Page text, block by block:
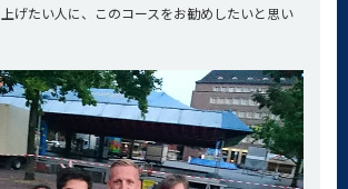
げたい人に、このコースをお勧めしたいと思い